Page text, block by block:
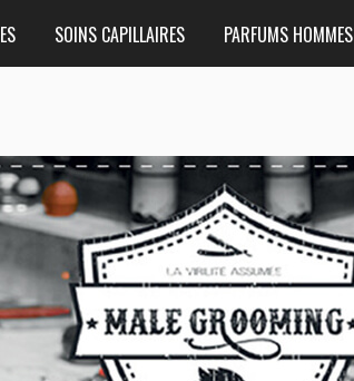
SOINS CAPILLAIRES PARFUMS HOMMES